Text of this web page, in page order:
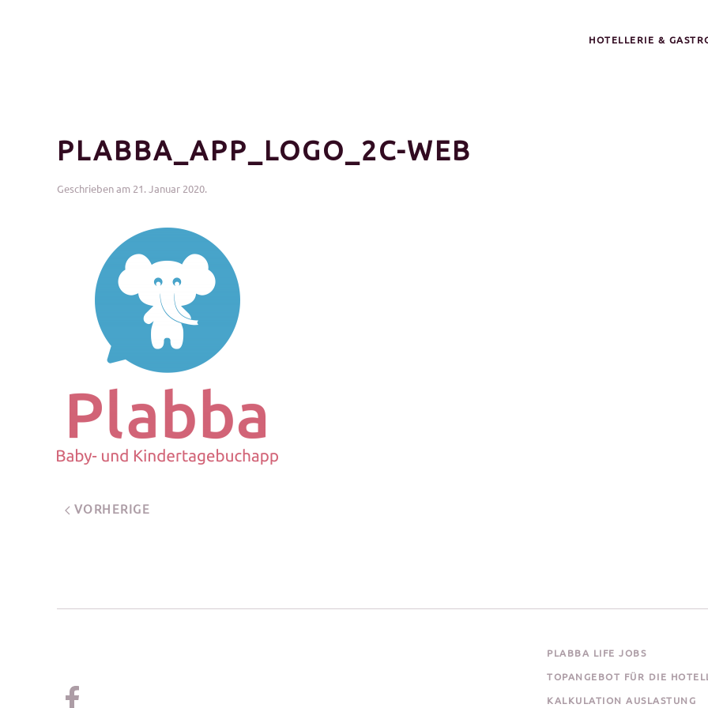
HOTELLERIE &
PLABBA_APP_LOGO_2C-WEB
Geschrieben am 21. Januar 2020.
VORHERIGE
PLABBA LIFE JOBS
TOPANGEBOT FÜR DIE
KALKULATION AUSLASTUNG